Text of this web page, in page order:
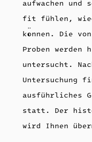
aufwachen und
fit fühlen,
können. Die von
Proben werden
untersucht.
Untersuchung
ausführliches
statt. Der
wird Ihnen